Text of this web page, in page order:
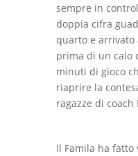
sempre in
doppia cifra
quarto e
prima di un calo
minuti di gioco
riaprire la
ragazze di coach
Il Famila ha